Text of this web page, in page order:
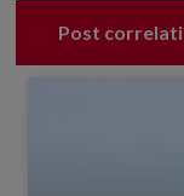
Post correlati